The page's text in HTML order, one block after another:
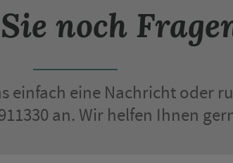
noch
einfach eine Nachricht oder
an. Wir helfen Ihnen